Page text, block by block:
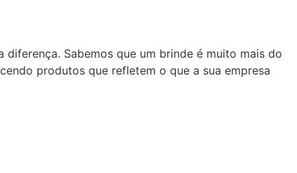
Sabemos que um brinde é muito mais do
produtos que refletem o que a sua empresa